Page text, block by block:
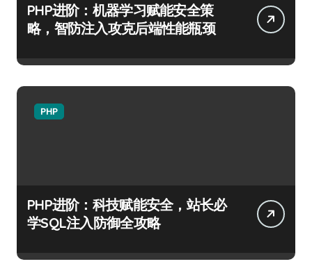
PHP进阶：机器学习赋能安全策
略，智防注入攻克后端性能瓶颈
PHP
PHP进阶：科技赋能安全，站长必
学SQL注入防御全攻略